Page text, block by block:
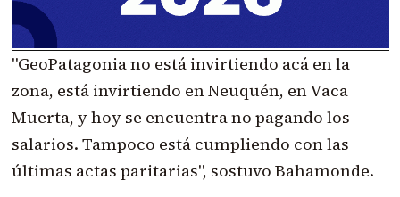
"GeoPatagonia no está invirtiendo acá en la
zona, está invirtiendo en Neuquén, en Vaca
Muerta, y hoy se encuentra no pagando los
salarios. Tampoco está cumpliendo con las
últimas actas paritarias", sostuvo Bahamonde.